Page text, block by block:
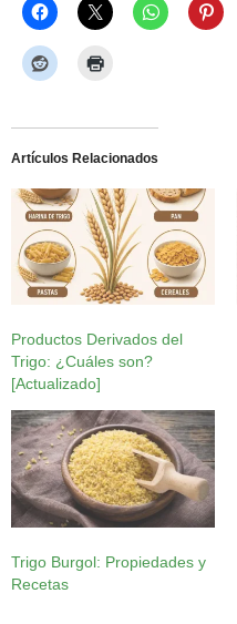
Artículos Relacionados
Productos Derivados del
Trigo: ¿Cuáles son?
[Actualizado]
Trigo Burgol: Propiedades y
Recetas